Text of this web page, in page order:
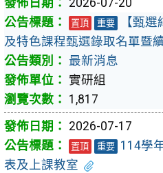
置頂 重要
【甄
及特色課程甄選錄取名單暨
最新消息
實研組
1,817
2026-07-17
置頂 重要 114學
表及上課教室